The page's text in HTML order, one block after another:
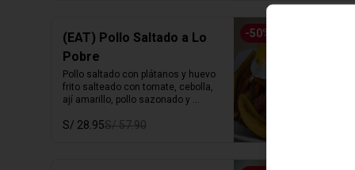
-50%
(EAT) Pollo Saltado a Lo
Pobre
Pollo saltado con plátanos y huevo
frito salteado con tomate, cebolla,
ají amarillo, pollo sazonado y
S/ 28.95S/ 57.90